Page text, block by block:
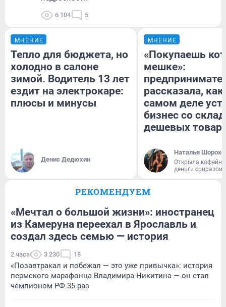
6 104 5
МНЕНИЕ
Тепло для бюджета, но
холодно в салоне
зимой. Водитель 13 лет
ездит на электрокаре:
плюсы и минусы
Денис Дедюхин
МНЕНИЕ
«Покупаешь
мешке»:
рассказала, как
самом деле
бизнес со
дешевых
Наталья
Открыла
деньги
РЕКОМЕНДУЕМ
«Мечтал о большой жизни»: иностранец
из Камеруна переехал в Ярославль и
создал здесь семью — история
2 часа 3 230 18
«Позавтракал и побежал — это уже привычка»: история
пермского марафонца Владимира Никитина — он стал
чемпионом РФ 35 раз